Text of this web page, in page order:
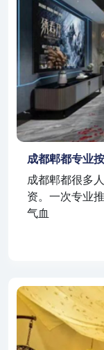
成都郫都专业
成都郫都很多
资。一次专业
气血